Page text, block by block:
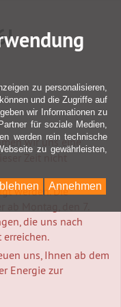
wir uns eine
Zeit nicht
werden. Die
die uns nach
erreichen.
uns, Ihnen ab dem
Energie zur
zu personalisieren,
und die Zugriffe auf
wir Informationen zu
für soziale Medien,
werden rein technische
zu gewährleisten,
Annehmen